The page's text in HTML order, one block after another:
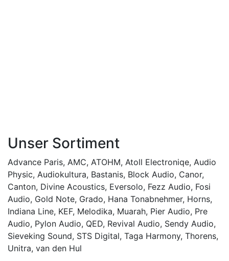
Unser Sortiment
Advance Paris, AMC, ATOHM, Atoll Electroniqe, Audio
Physic, Audiokultura, Bastanis, Block Audio, Canor,
Canton, Divine Acoustics, Eversolo, Fezz Audio, Fosi
Audio, Gold Note, Grado, Hana Tonabnehmer, Horns,
Indiana Line, KEF, Melodika, Muarah, Pier Audio, Pre
Audio, Pylon Audio, QED, Revival Audio, Sendy Audio,
Sieveking Sound, STS Digital, Taga Harmony, Thorens,
Unitra, van den Hul